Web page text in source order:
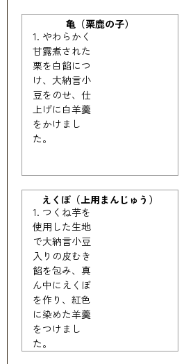
亀（栗鹿の子）
やわらかく
甘露煮された
栗を白餡につ
け、大納言小
豆をのせ、仕
上げに白羊羹
をかけまし
た。
えくぼ（上用まんじゅう）
つくね芋を
使用した生地
で大納言小豆
入りの皮むき
餡を包み、真
ん中にえくぼ
を作り、紅色
に染めた羊羹
をつけまし
た。